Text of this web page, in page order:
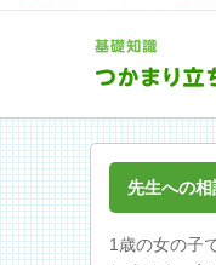
先生への相
1歳の女の子